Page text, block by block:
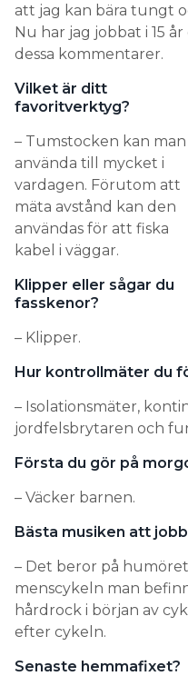
att jag kan bära tungt
Nu har jag jobbat i 15
dessa kommentarer.
Vilket är ditt
favoritverktyg?
– Tumstocken kan man
använda till mycket i
vardagen. Förutom att
mäta avstånd kan den
användas för att fiska
kabel i väggar.
Klipper eller sågar du
fasskenor?
– Klipper.
Hur kontrollmäter du
– Isolationsmäter,
jordfelsbrytaren och
Första du gör på
– Väcker barnen.
Bästa musiken att
– Det beror på
menscykeln man
hårdrock i början av
efter cykeln.
Senaste hemmafixet?